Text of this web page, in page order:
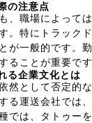
の注意点
、職場によって
。特にトラック
が一般的です。
ることが重要です
る企業文化とは
然として否定的
る運送会社では
では、タトゥー